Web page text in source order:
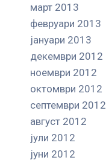
март 2013
февруари 2013
јануари 2013
декември 2012
ноември 2012
октомври 2012
септември 2012
август 2012
јули 2012
јуни 2012